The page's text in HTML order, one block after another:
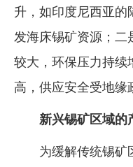
升，如印度尼西亚的
发海床锡矿资源；二
较大，环保压力持续
高，供应安全受地缘
新兴锡矿区域的
为缓解传统锡矿